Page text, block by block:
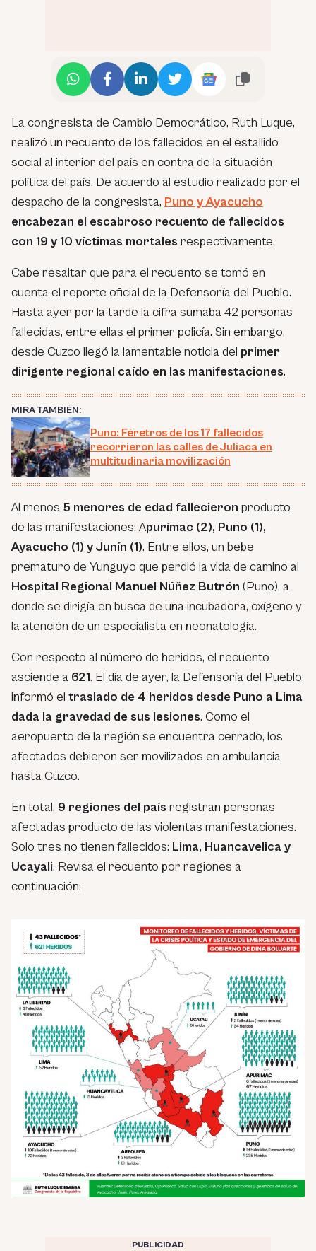
La congresista de Cambio Democrático, Ruth Luque,
realizó un recuento de los fallecidos en el estallido
social al interior del país en contra de la situación
política del país. De acuerdo al estudio realizado por el
despacho de la congresista, Puno y Ayacucho
encabezan el escabroso recuento de fallecidos
con 19 y 10 víctimas mortales respectivamente.
Cabe resaltar que para el recuento se tomó en
cuenta el reporte oficial de la Defensoría del Pueblo.
Hasta ayer por la tarde la cifra sumaba 42 personas
fallecidas, entre ellas el primer policía. Sin embargo,
desde Cuzco llegó la lamentable noticia del primer
dirigente regional caído en las manifestaciones.
MIRA TAMBIÉN:
Puno: Féretros de los 17 fallecidos
recorrieron las calles de Juliaca en
multitudinaria movilización
Al menos 5 menores de edad fallecieron producto
de las manifestaciones: Apurímac (2), Puno (1),
Ayacucho (1) y Junín (1). Entre ellos, un bebe
prematuro de Yunguyo que perdió la vida de camino al
Hospital Regional Manuel Núñez Butrón (Puno), a
donde se dirigía en busca de una incubadora, oxígeno y
la atención de un especialista en neonatología.
Con respecto al número de heridos, el recuento
asciende a 621. El día de ayer, la Defensoría del Pueblo
informó el traslado de 4 heridos desde Puno a Lima
dada la gravedad de sus lesiones. Como el
aeropuerto de la región se encuentra cerrado, los
afectados debieron ser movilizados en ambulancia
hasta Cuzco.
En total, 9 regiones del país registran personas
afectadas producto de las violentas manifestaciones.
Solo tres no tienen fallecidos: Lima, Huancavelica y
Ucayali. Revisa el recuento por regiones a
continuación:
PUBLICIDAD